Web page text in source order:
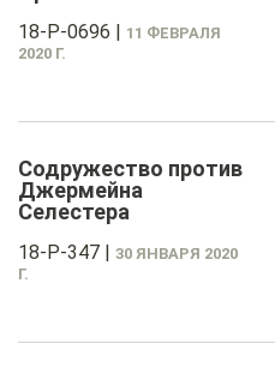
18-P-0696 | 11 ФЕВРАЛЯ
2020 Г.
Содружество против
Джермейна
Селестера
18-P-347 | 30 ЯНВАРЯ 2020
Г.